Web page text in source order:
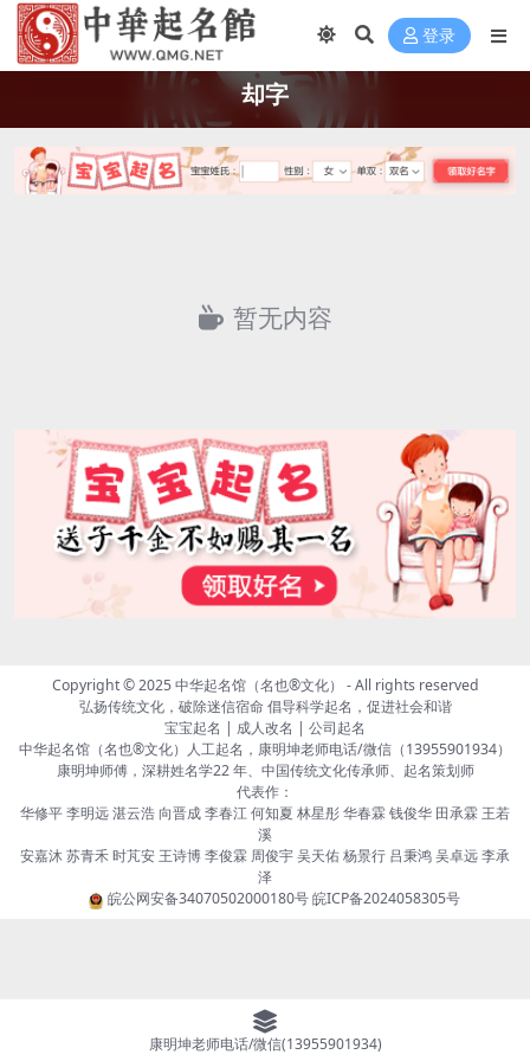
登录
却字
暂无内容
Copyright © 2025中华起名馆（名也®文化） - All rights reserved
弘扬传统文化，破除迷信宿命 倡导科学起名，促进社会和谐
宝宝起名 | 成人改名 | 公司起名
中华起名馆（名也®文化）人工起名，康明坤老师电话/微信（13955901934）
康明坤师傅，深耕姓名学22 年、中国传统文化传承师、起名策划师
代表作：
华修平 李明远 湛云浩 向晋成 李春江 何知夏 林星彤 华春霖 钱俊华 田承霖 王若
溪
安嘉沐 苏青禾 时芃安 王诗博 李俊霖 周俊宇 吴天佑 杨景行 吕秉鸿 吴卓远 李承
泽
皖公网安备34070502000180号皖ICP备2024058305号
康明坤老师电话/微信(13955901934)